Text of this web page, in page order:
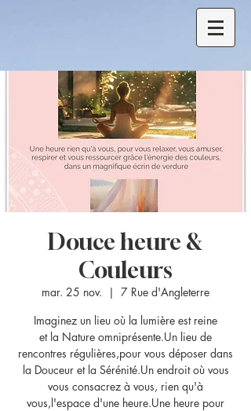
Douce heure &
Couleurs
mar. 25 nov.
  |
7 Rue d'Angleterre
Imaginez un lieu où la lumière est reine
et la Nature omniprésente.Un lieu de
rencontres régulières,pour vous déposer dans
la Douceur et la Sérénité.Un endroit où vous
vous consacrez à vous, rien qu'à
vous,l'espace d'une heure.Une heure pour